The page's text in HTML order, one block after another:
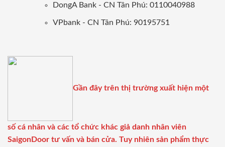
DongA Bank - CN Tân Phú: 0110040988
VPbank - CN Tân Phú: 90195751
Gần đây trên thị trường xuất hiện một
số cá nhân và các tổ chức khác giả danh nhân viên
SaigonDoor tư vấn và bán cửa. Tuy nhiên sản phẩm thực